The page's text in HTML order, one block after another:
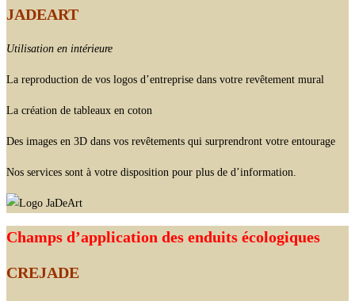
JADEART
Utilisation en intérieure
La reproduction de vos logos d’entreprise dans votre revêtement mural
La création de tableaux en coton
Des images en 3D dans vos revêtements qui surprendront votre entourage
Nos services sont à votre disposition pour plus de d’information.
Champs d’application des enduits écologiques
CREJADE